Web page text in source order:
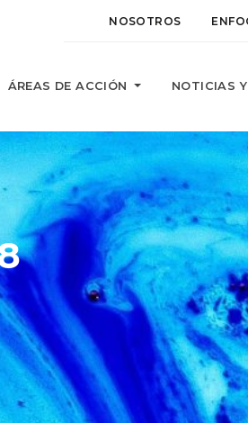
NOSOTROS
ÁREAS DE ACCIÓN NOTICIAS